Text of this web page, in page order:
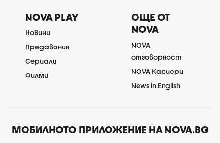
NOVA PLAY
Новини
Предавания
Сериали
Филми
ОЩЕ ОТ
NOVA
NOVA
отговорност
NOVA Кариери
News in English
МОБИЛНОТО ПРИЛОЖЕНИЕ НА NOVA.BG